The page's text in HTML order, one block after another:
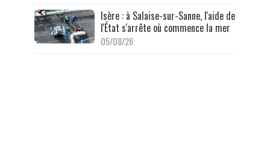
Isère : à Salaise-sur-Sanne, l'aide de
l'État s'arrête où commence la mer
05/08/26